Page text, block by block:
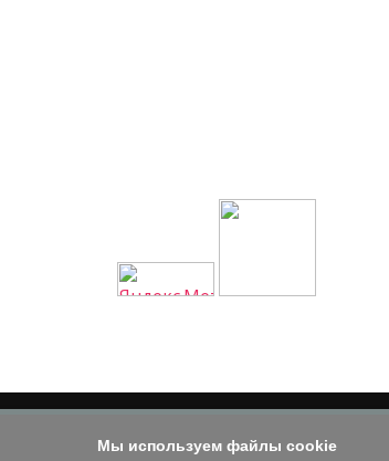
Мы используем файлы cookie
© 2014 - 2026